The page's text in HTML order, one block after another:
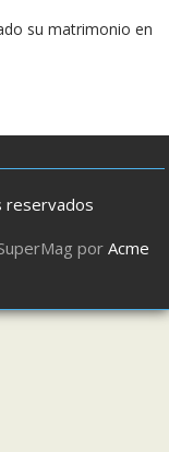
su matrimonio en
reservados
porAcme